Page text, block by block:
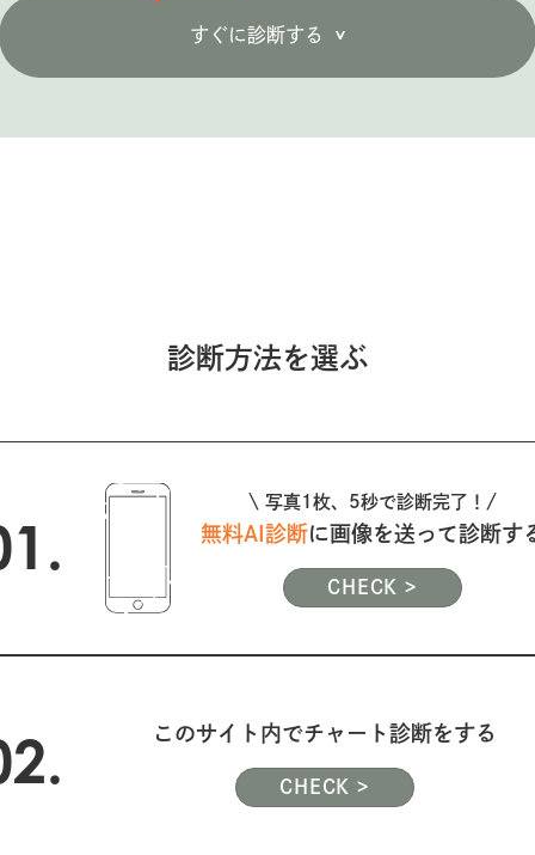
すぐに診断する
診断方法を選ぶ
\ 写真1枚、5秒で診断完了！/
無料AI診断に画像を送って診断す
CHECK >
このサイト内でチャート診断をする
CHECK >